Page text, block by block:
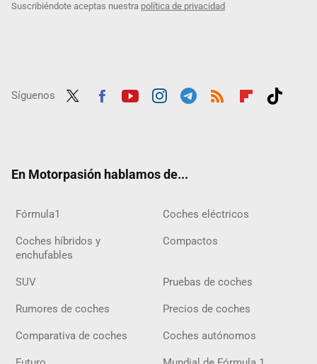
Suscribiéndote aceptas nuestra política de privacidad
Síguenos
En Motorpasión hablamos de...
Fórmula1 Coches eléctricos
Coches híbridos y
enchufables
Compactos
SUV Pruebas de coches
Rumores de coches Precios de coches
Comparativa de coches Coches autónomos